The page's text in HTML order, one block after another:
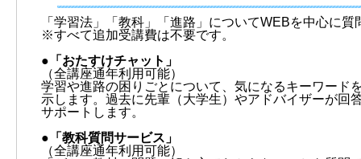
「学習法」「教科」「進路」についてWEBを中心に
※すべて追加受講費は不要です。
●「おたすけチャット」
（全講座通年利用可能）
学習や進路の困りごとについて、気になるキーワード
示します。過去に先輩（大学生）やアドバイザーが回
サポートします。
●「教科質問サービス」
（全講座通年利用可能）